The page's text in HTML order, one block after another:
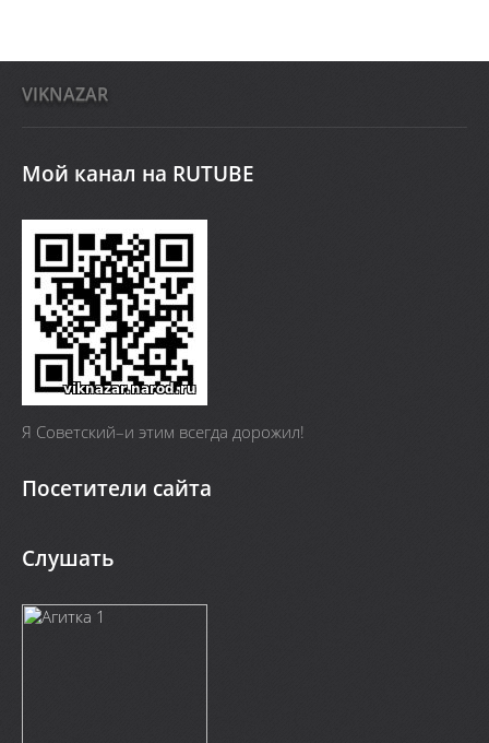
VIKNAZAR
Мой канал на RUTUBE
Я Cоветский–и этим всегда дорожил!
Посетители сайта
Слушать